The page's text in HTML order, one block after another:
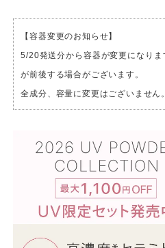
【容器変更のお知らせ】
5/20発送分から容器が変更になり
が前後する場合がございます。
全成分、容量に変更はございません。